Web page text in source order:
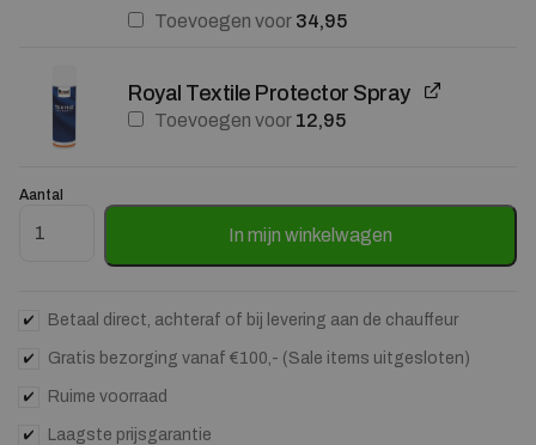
Toevoegen voor 34,95
Royal Textile Protector Spray
Toevoegen voor 12,95
Aantal
Eetkamerstoel Indy kleur Beige aantal
In mijn winkelwagen
Betaal direct, achteraf of bij levering aan de chauffeur
Gratis bezorging vanaf €100,- (Sale items uitgesloten)
Ruime voorraad
Laagste prijsgarantie